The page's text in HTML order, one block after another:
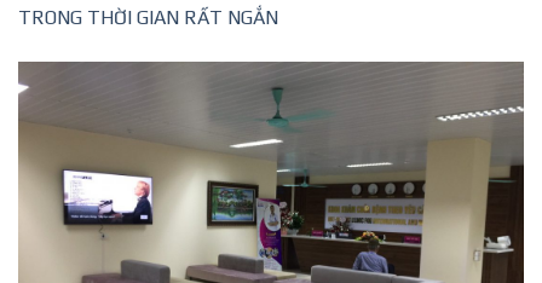
TRONG THỜI GIAN RẤT NGẮN